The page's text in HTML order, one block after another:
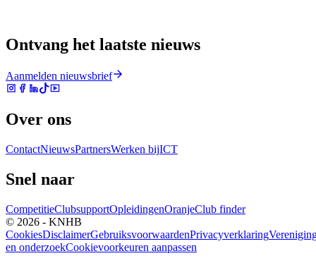
Ontvang het laatste nieuws
Aanmelden nieuwsbrief
Over ons
ContactNieuwsPartnersWerken bijICT
Snel naar
CompetitieClubsupportOpleidingenOranjeClub finder
© 2026 - KNHB
CookiesDisclaimerGebruiksvoorwaardenPrivacyverklaring
en onderzoekCookievoorkeuren aanpassen